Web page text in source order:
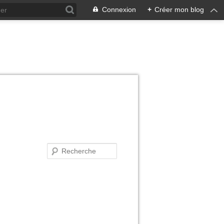
Connexion + Créer mon blog